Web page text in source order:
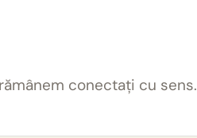
conectați cu sens.